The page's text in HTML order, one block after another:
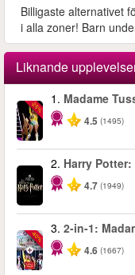
Billigaste alternativet
i alla zoner! Barn
Liknande
-25%
1. Madame
4.5 (1495)
2. Harry
4.7 (1949)
-40%
3. 2-in-1:
4.6 (1667)